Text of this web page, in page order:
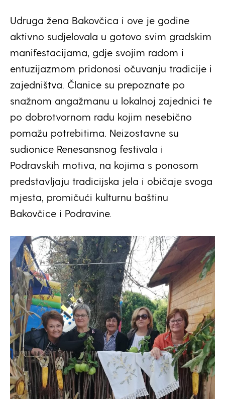
Udruga žena Bakovčica i ove je godine
aktivno sudjelovala u gotovo svim gradskim
manifestacijama, gdje svojim radom i
entuzijazmom pridonosi očuvanju tradicije i
zajedništva. Članice su prepoznate po
snažnom angažmanu u lokalnoj zajednici te
po dobrotvornom radu kojim nesebično
pomažu potrebitima. Neizostavne su
sudionice Renesansnog festivala i
Podravskih motiva, na kojima s ponosom
predstavljaju tradicijska jela i običaje svoga
mjesta, promičući kulturnu baštinu
Bakovčice i Podravine.